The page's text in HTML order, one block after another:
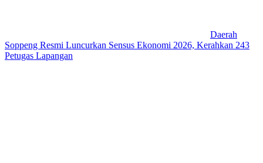
Daerah
Soppeng Resmi Luncurkan Sensus Ekonomi 2026, Kerahkan 243
Petugas Lapangan